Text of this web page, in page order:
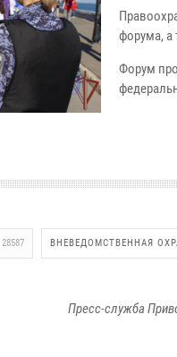
форума, а
Форум
28587 ВНЕВЕДОМСТВЕННАЯ
Пресс-служба